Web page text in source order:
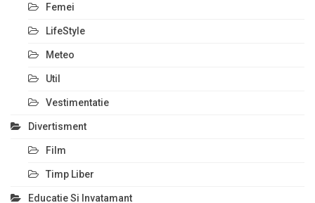
Femei
LifeStyle
Meteo
Util
Vestimentatie
Divertisment
Film
Timp Liber
Educatie Si Invatamant